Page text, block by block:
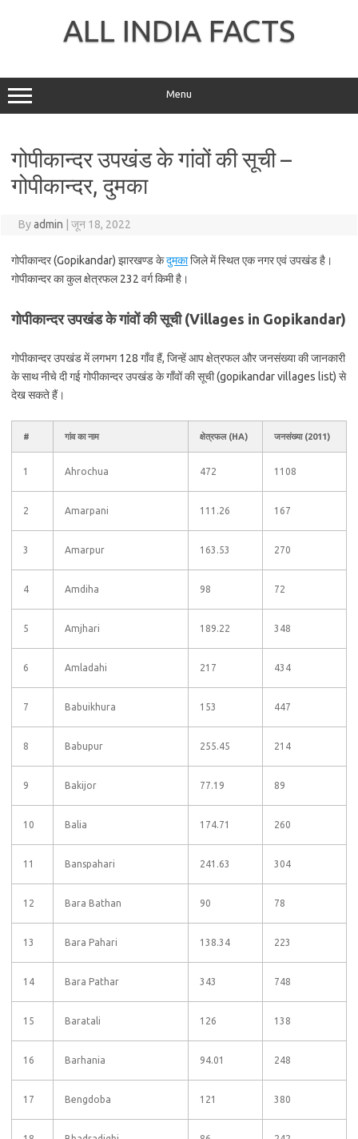
ALL INDIA FACTS
Menu
गोपीकान्दर उपखंड के गांवों की सूची –
गोपीकान्दर, दुमका
Byadmin जून 18, 2022
गोपीकान्दर (Gopikandar) झारखण्ड केदुमकाजिले में स्थित एक नगर एवं उपखंड है।
गोपीकान्दर का कुल क्षेत्रफल 232 वर्ग किमी है।
गोपीकान्दर उपखंड के गांवों की सूची (Villages in Gopikandar)
गोपीकान्दर उपखंड में लगभग 128 गाँव हैं, जिन्हें आप क्षेत्रफल और जनसंख्या की जानकारी
के साथ नीचे दी गई गोपीकान्दर उपखंड के गाँवों की सूची (gopikandar villages list) से
देख सकते हैं।
# गांव का नाम क्षेत्रफल (HA) जनसंख्या (2011)
1 Ahrochua 472 1108
2 Amarpani 111.26 167
3 Amarpur 163.53 270
4 Amdiha 98 72
5 Amjhari 189.22 348
6 Amladahi 217 434
7 Babuikhura 153 447
8 Babupur 255.45 214
9 Bakijor 77.19 89
10 Balia 174.71 260
11 Banspahari 241.63 304
12 Bara Bathan 90 78
13 Bara Pahari 138.34 223
14 Bara Pathar 343 748
15 Baratali 126 138
16 Barhania 94.01 248
17 Bengdoba 121 380